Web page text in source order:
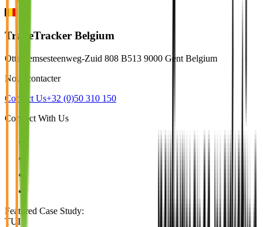
TradeTracker Belgium
Ottergemsesteenweg-Zuid 808 B513 9000 Gent Belgium
Nous contacter
Contact Us+32 (0)50 310 150
Connect With Us
Featured Case Study:
TUI